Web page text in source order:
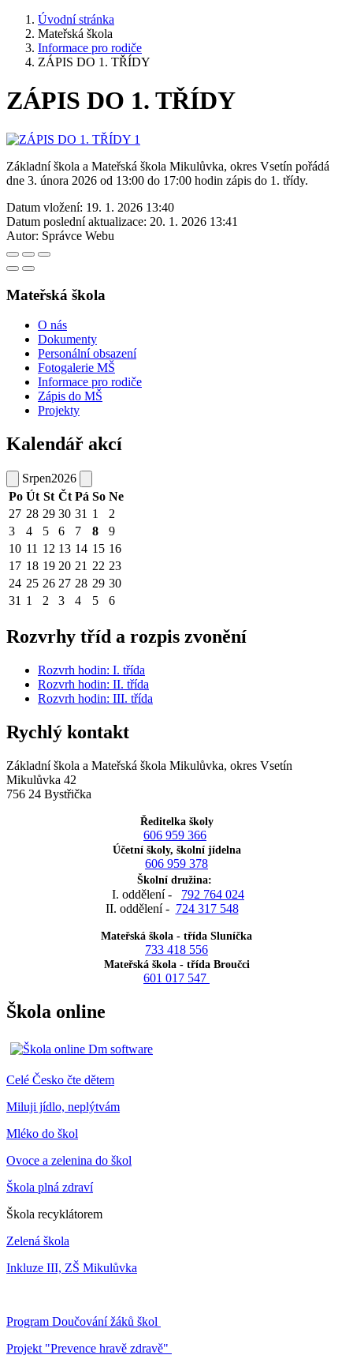
Úvodní stránka
Mateřská škola
Informace pro rodiče
ZÁPIS DO 1. TŘÍDY
ZÁPIS DO 1. TŘÍDY
Základní škola a Mateřská škola Mikulůvka, okres Vsetín pořádá
dne 3. února 2026 od 13:00 do 17:00 hodin zápis do 1. třídy.
Datum vložení: 19. 1. 2026 13:40
Datum poslední aktualizace: 20. 1. 2026 13:41
Autor: Správce Webu
Mateřská škola
O nás
Dokumenty
Personální obsazení
Fotogalerie MŠ
Informace pro rodiče
Zápis do MŠ
Projekty
Kalendář akcí
Srpen2026
Po Út St Čt Pá So Ne
27 28 29 30 31 1
2
3
4 5 6 7 8
9
10 11 12 13 14 15 16
17 18 19 20 21 22 23
24 25 26 27 28 29 30
31 1 2 3 4 5 6
Rozvrhy tříd a rozpis zvonění
Rozvrh hodin: I. třída
Rozvrh hodin: II. třída
Rozvrh hodin: III. třída
Rychlý kontakt
Základní škola a Mateřská škola Mikulůvka, okres Vsetín
Mikulůvka 42
756 24 Bystřička
Ředitelka školy
606 959 366
Účetní školy, školní jídelna
606 959 378
Školní družina:
I. oddělení - 792 764 024
II. oddělení - 724 317 548
Mateřská škola - třída Sluníčka
733 418 556
Mateřská škola - třída Broučci
601 017 547
Škola online
Celé Česko čte dětem
Miluji jídlo, neplýtvám
Mléko do škol
Ovoce a zelenina do škol
Škola plná zdraví
Škola recyklátorem
Zelená škola
Inkluze III, ZŠ Mikulůvka
Program Doučování žáků škol
Projekt "Prevence hravě zdravě"